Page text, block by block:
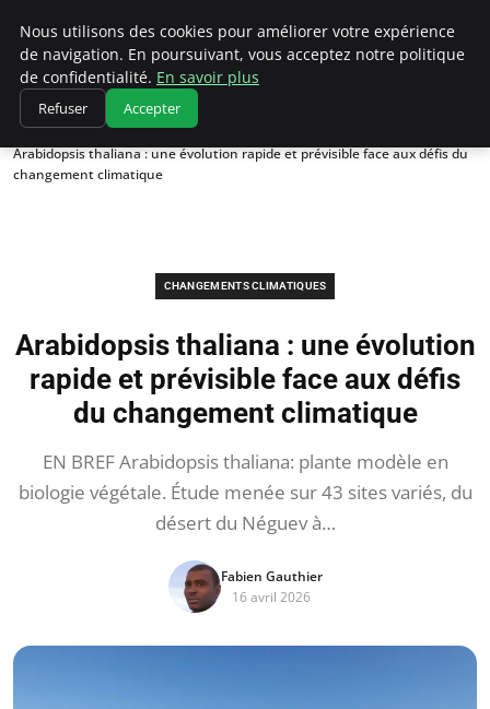
Climatedebtagents
Accueil
Changements climatiques
Arabidopsis thaliana : une évolution rapide et prévisible face aux défis du
changement climatique
CHANGEMENTS CLIMATIQUES
Arabidopsis thaliana : une évolution
rapide et prévisible face aux défis
du changement climatique
EN BREF Arabidopsis thaliana: plante modèle en
biologie végétale. Étude menée sur 43 sites variés, du
désert du Néguev à…
Fabien Gauthier
16 avril 2026
Nous utilisons des cookies pour améliorer votre expérience
de navigation. En poursuivant, vous acceptez notre politique
de confidentialité. En savoir plus
Refuser Accepter